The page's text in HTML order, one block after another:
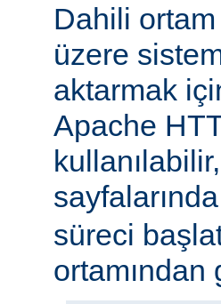
Dahili
üzere
aktarmak
Apache
süreci
ortamından